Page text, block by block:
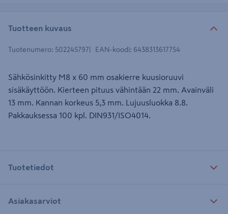
Tuotteen kuvaus
Tuotenumero: 502245797 EAN-koodi: 6438313617754
Sähkösinkitty M8 x 60 mm osakierre kuusioruuvi
sisäkäyttöön. Kierteen pituus vähintään 22 mm. Avainväli
13 mm. Kannan korkeus 5,3 mm. Lujuusluokka 8.8.
Pakkauksessa 100 kpl. DIN931/ISO4014.
Tuotetiedot
Asiakasarviot